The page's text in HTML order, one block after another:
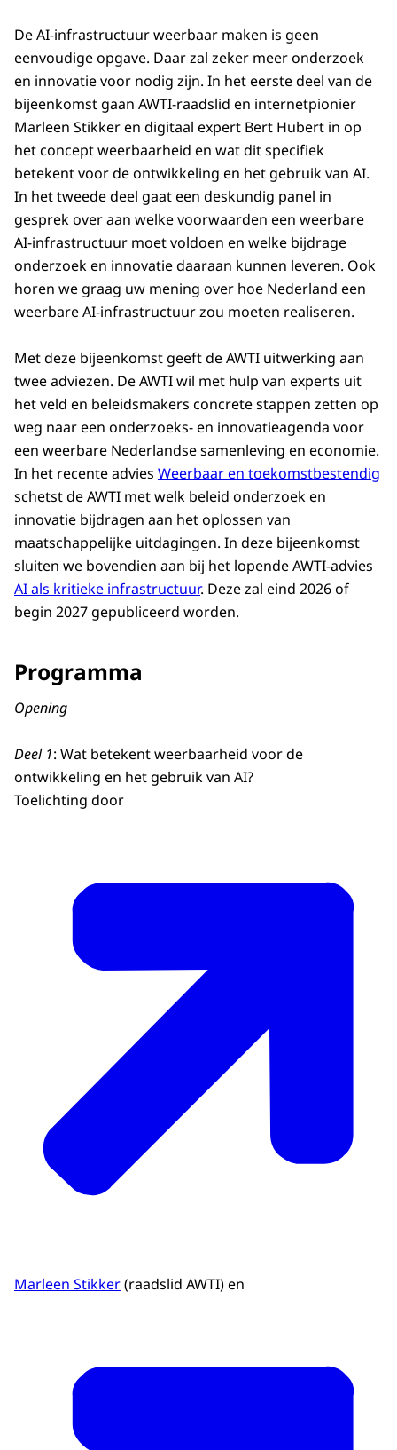
De AI-infrastructuur weerbaar maken is geen
eenvoudige opgave. Daar zal zeker meer onderzoek
en innovatie voor nodig zijn. In het eerste deel van de
bijeenkomst gaan AWTI-raadslid en internetpionier
Marleen Stikker en digitaal expert Bert Hubert in op
het concept weerbaarheid en wat dit specifiek
betekent voor de ontwikkeling en het gebruik van AI.
In het tweede deel gaat een deskundig panel in
gesprek over aan welke voorwaarden een weerbare
AI-infrastructuur moet voldoen en welke bijdrage
onderzoek en innovatie daaraan kunnen leveren. Ook
horen we graag uw mening over hoe Nederland een
weerbare AI-infrastructuur zou moeten realiseren.
Met deze bijeenkomst geeft de AWTI uitwerking aan
twee adviezen. De AWTI wil met hulp van experts uit
het veld en beleidsmakers concrete stappen zetten op
weg naar een onderzoeks- en innovatieagenda voor
een weerbare Nederlandse samenleving en economie.
In het recente advies Weerbaar en toekomstbestendig
schetst de AWTI met welk beleid onderzoek en
innovatie bijdragen aan het oplossen van
maatschappelijke uitdagingen. In deze bijeenkomst
sluiten we bovendien aan bij het lopende AWTI-advies
AI als kritieke infrastructuur. Deze zal eind 2026 of
begin 2027 gepubliceerd worden.
Programma
Opening
Deel 1: Wat betekent weerbaarheid voor de
ontwikkeling en het gebruik van AI?
Toelichting door
Marleen Stikker(raadslid AWTI) en